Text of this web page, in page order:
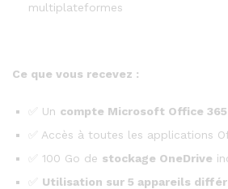
multiplateformes
Ce que vous recevez :
✅ Un compte Microsoft Office 365
✅ Accès à toutes les applications
✅ 100 Go de stockage OneDrive
Utilisation sur 5 appareils